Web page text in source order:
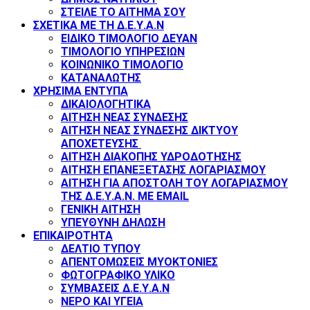
ΣΤΕΙΛΕ ΤΟ ΑΙΤΗΜΑ ΣΟΥ
ΣΧΕΤΙΚΑ ΜΕ ΤΗ Δ.Ε.Υ.Α.Ν
ΕΙΔΙΚΟ ΤΙΜΟΛΟΓΙΟ ΔΕΥΑΝ
ΤΙΜΟΛΟΓΙΟ ΥΠΗΡΕΣΙΩΝ
ΚΟΙΝΩΝΙΚΟ ΤΙΜΟΛΟΓΙΟ
ΚΑΤΑΝΑΛΩΤΗΣ
ΧΡΗΣΙΜΑ ΕΝΤΥΠΑ
ΔΙΚΑΙΟΛΟΓΗΤΙΚΑ
ΑΙΤΗΣΗ ΝΕΑΣ ΣΥΝΔΕΣΗΣ
ΑΙΤΗΣΗ ΝΕΑΣ ΣΥΝΔΕΣΗΣ ΔΙΚΤΥΟΥ
ΑΠΟΧΕΤΕΥΣΗΣ
ΑΙΤΗΣΗ ΔΙΑΚΟΠΗΣ ΥΔΡΟΔΟΤΗΣΗΣ
ΑΙΤΗΣΗ ΕΠΑΝΕΞΕΤΑΣΗΣ ΛΟΓΑΡΙΑΣΜΟΥ
ΑΙΤΗΣΗ ΓΙΑ ΑΠΟΣΤΟΛΗ ΤΟΥ ΛΟΓΑΡΙΑΣΜΟΥ
ΤΗΣ Δ.Ε.Υ.Α.Ν. ΜΕ EMAIL
ΓΕΝΙΚΗ ΑΙΤΗΣΗ
ΥΠΕΥΘΥΝΗ ΔΗΛΩΣΗ
ΕΠΙΚΑΙΡΟΤΗΤΑ
ΔΕΛΤΙΟ ΤΥΠΟΥ
ΑΠΕΝΤΟΜΩΣΕΙΣ ΜΥΟΚΤΟΝΙΕΣ
ΦΩΤΟΓΡΑΦΙΚΟ ΥΛΙΚΟ
ΣΥΜΒΑΣΕΙΣ Δ.Ε.Υ.Α.Ν
ΝΕΡΟ ΚΑΙ ΥΓΕΙΑ